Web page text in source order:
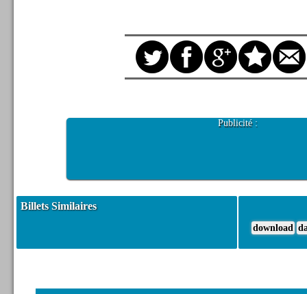
Publicité :
Billets Similaires
download